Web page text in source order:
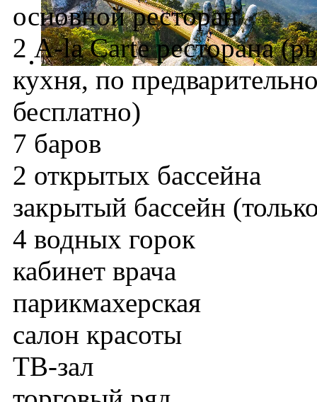
основной ресторан
2 A-la Carte ресторана
кухня, по
бесплатно)
7 баров
2 открытых бассейна
закрытый бассейн
4 водных горок
кабинет врача
парикмахерская
салон красоты
ТВ-зал